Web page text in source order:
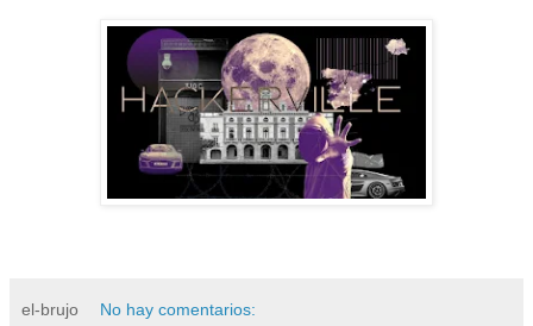
el-brujo No hay comentarios: